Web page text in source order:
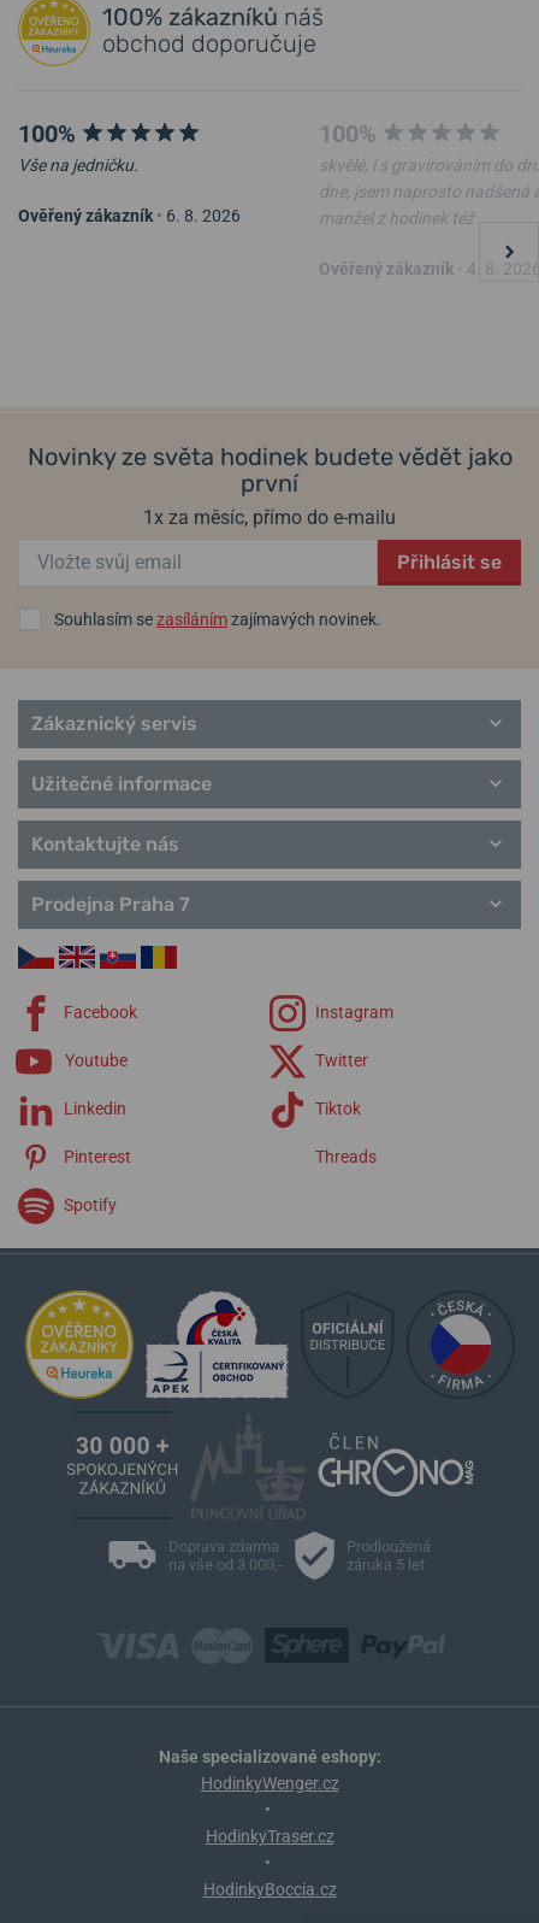
100% zákazníků náš
obchod doporučuje
100%
Vše na jedničku.
Ověřený zákazník • 6. 8. 2026
100%
skvělé, i s gravírováním do
dne, jsem naprosto nadšená
manžel z hodinek též
Ověřený zákazník 4. 8.
Novinky ze světa hodinek budete vědět jako
první
1x za měsíc, přímo do e-mailu
Přihlásit se
Souhlasím sezasílánímzajímavých novinek.
Zákaznický servis
Užitečné informace
Kontaktujte nás
Prodejna Praha 7
Facebook Instagram
Youtube Twitter
Linkedin Tiktok
Pinterest Threads
Spotify
Doprava zdarma
na vše od 3 000,-
Prodloužená
záruka 5 let
Naše specializované eshopy:
HodinkyWenger.cz
•
HodinkyTraser.cz
•
HodinkyBoccia.cz